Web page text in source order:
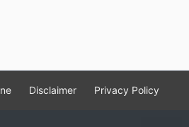
Disclaimer Privacy Policy